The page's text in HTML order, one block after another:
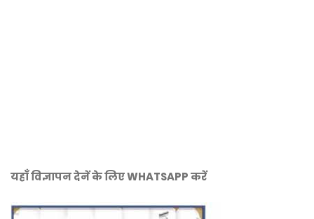
यहाँ विज्ञापन देनें के लिए WHATSAPP करें